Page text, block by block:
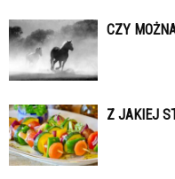
CZY
Z JAKIEJ